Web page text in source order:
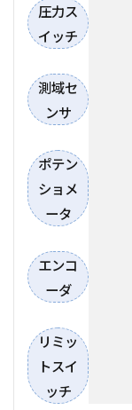
圧力ス
イッチ
測域セ
ンサ
ポテン
ショメ
ータ
エンコ
ーダ
リミッ
トスイ
ッチ